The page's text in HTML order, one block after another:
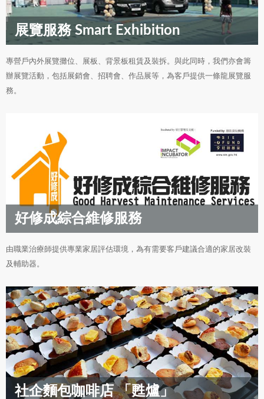
展覽服務 Smart Exhibition
專營戶內外展覽攤位、展板、背景板租賃及裝拆。與此同時，我們亦會籌
辦展覽活動，包括展銷會、招聘會、作品展等，為客戶提供一條龍展覽服
務。
好修成綜合維修服務
由職業治療師提供專業家居評估環境，為有需要客戶建議合適的家居改裝
及輔助器。
社企麵包咖啡店 「甦爐」